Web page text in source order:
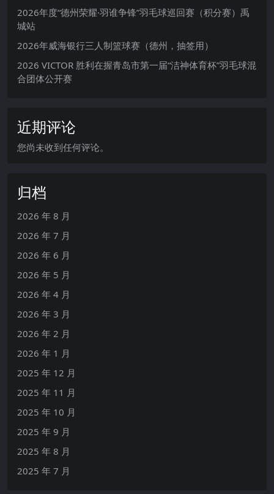
2026年度“德州荣耀·羽谁争锋”羽毛球巡回赛（积分赛）禹
城站
2026年威海银行三人制篮球赛（德州，抽签用）
2026 VICTOR 胜利在握青岛市第一届“洁神体育杯”羽毛球混
合团体公开赛
近期评论
您尚未收到任何评论。
归档
2026 年 8 月
2026 年 7 月
2026 年 6 月
2026 年 5 月
2026 年 4 月
2026 年 3 月
2026 年 2 月
2026 年 1 月
2025 年 12 月
2025 年 11 月
2025 年 10 月
2025 年 9 月
2025 年 8 月
2025 年 7 月